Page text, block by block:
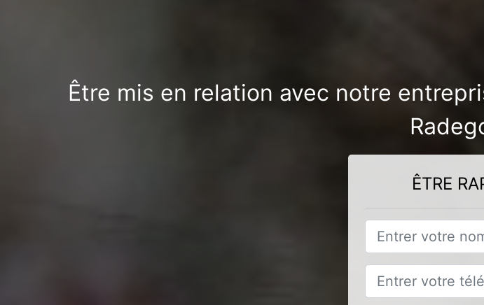
Être mis en relation avec notre
ÊTRE